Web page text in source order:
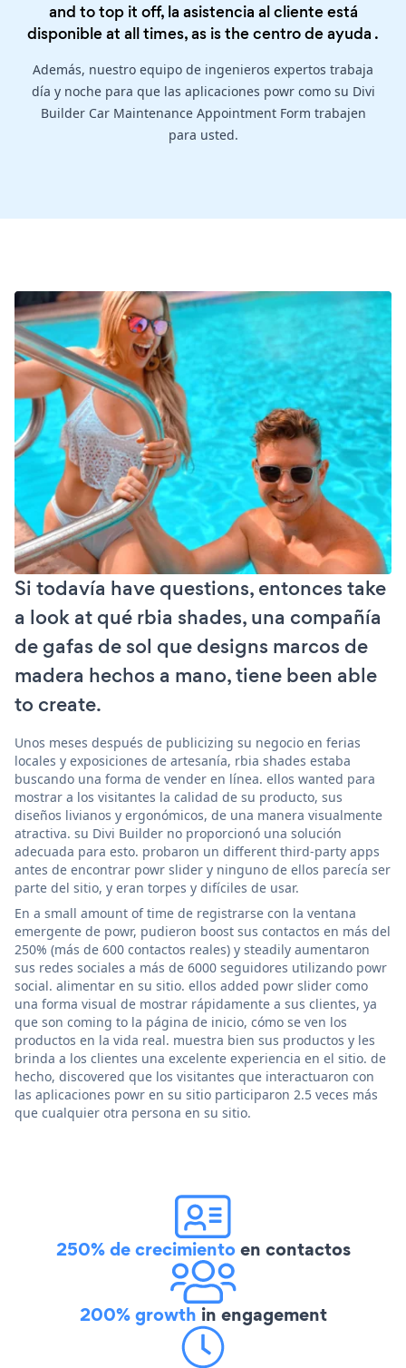
and to top it off, la asistencia al cliente está
disponible at all times, as is thecentro de ayuda .
Además, nuestro equipo de ingenieros expertos trabaja
día y noche para que las aplicaciones powr como su Divi
Builder Car Maintenance Appointment Form trabajen
para usted.
Si todavía have questions, entonces take
a look at qué rbia shades, una compañía
de gafas de sol que designs marcos de
madera hechos a mano, tiene been able
to create.
Unos meses después de publicizing su negocio en ferias
locales y exposiciones de artesanía, rbia shades estaba
buscando una forma de vender en línea. ellos wanted para
mostrar a los visitantes la calidad de su producto, sus
diseños livianos y ergonómicos, de una manera visualmente
atractiva. su Divi Builder no proporcionó una solución
adecuada para esto. probaron un different third-party apps
antes de encontrar powr slider y ninguno de ellos parecía ser
parte del sitio, y eran torpes y difíciles de usar.
En a small amount of time de registrarse con la ventana
emergente de powr, pudieron boost sus contactos en más del
250% (más de 600 contactos reales) y steadily aumentaron
sus redes sociales a más de 6000 seguidores utilizando powr
social. alimentar en su sitio. ellos added powr slider como
una forma visual de mostrar rápidamente a sus clientes, ya
que son coming to la página de inicio, cómo se ven los
productos en la vida real. muestra bien sus productos y les
brinda a los clientes una excelente experiencia en el sitio. de
hecho, discovered que los visitantes que interactuaron con
las aplicaciones powr en su sitio participaron 2.5 veces más
que cualquier otra persona en su sitio.
250% de crecimientoen contactos
200% growth in engagement